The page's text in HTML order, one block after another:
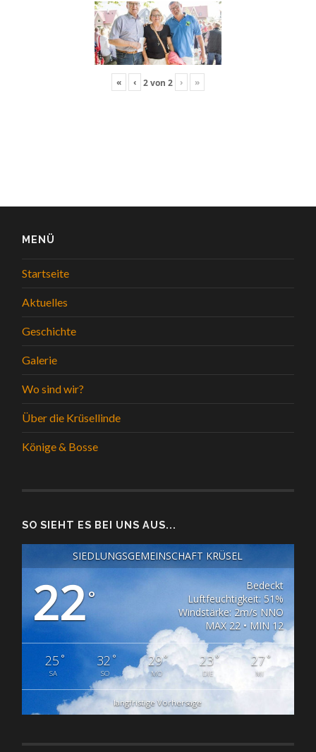
« ‹ 2von 2 › »
MENÜ
Startseite
Aktuelles
Geschichte
Galerie
Wo sind wir?
Über die Krüsellinde
Könige & Bosse
SO SIEHT ES BEI UNS AUS...
SIEDLUNGSGEMEINSCHAFT KRÜSEL
22°
Bedeckt
Luftfeuchtigkeit: 51%
Windstärke: 2m/s NNO
MAX 22 • MIN 12
25°
SA
32 °
SO
29°
MO
23°
DIE
27°
MI
langfristige Vorhersage